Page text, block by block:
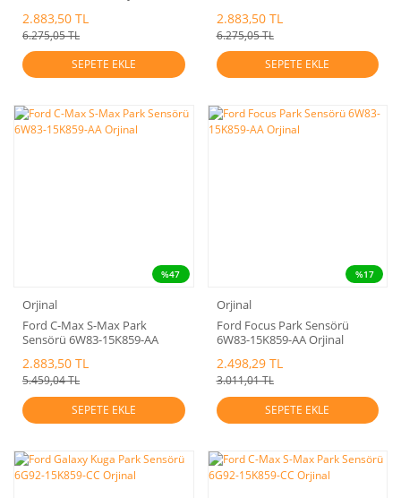
2.883,50 TL
6.275,05 TL
SEPETE EKLE
2.883,50 TL
6.275,05 TL
SEPETE EKLE
%47
Orjinal
Ford C-Max S-Max Park
Sensörü 6W83-15K859-AA
2.883,50 TL
5.459,04 TL
SEPETE EKLE
%17
Orjinal
Ford Focus Park Sensörü
6W83-15K859-AA Orjinal
2.498,29 TL
3.011,01 TL
SEPETE EKLE